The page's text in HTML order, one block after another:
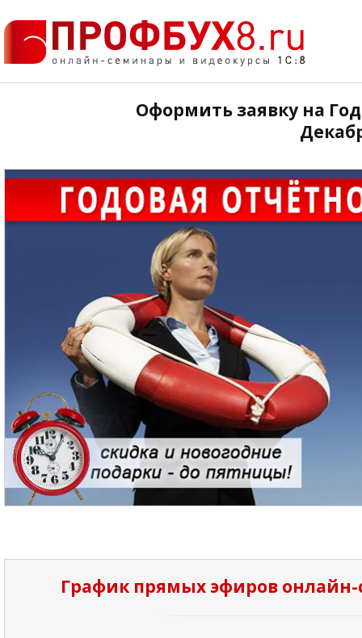
Оформить заявку на
График прямых эфиров онлайн-